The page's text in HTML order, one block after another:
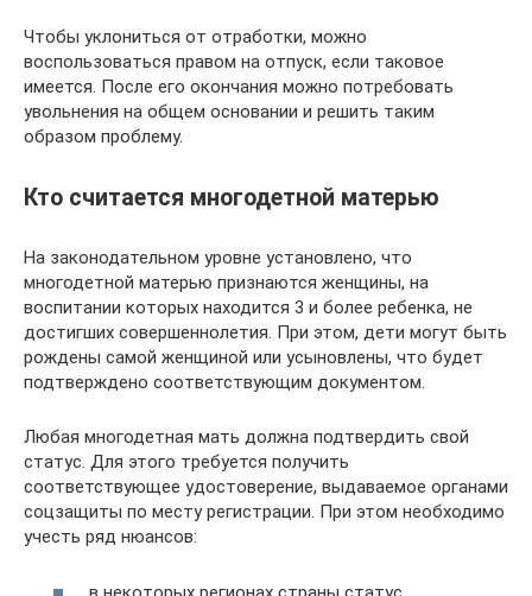
Чтобы уклониться от отработки, можно
воспользоваться правом на отпуск, если таковое
имеется. После его окончания можно потребовать
увольнения на общем основании и решить таким
образом проблему.
Кто считается многодетной матерью
На законодательном уровне установлено, что
многодетной матерью признаются женщины, на
воспитании которых находится 3 и более ребенка, не
достигших совершеннолетия. При этом, дети могут быть
рождены самой женщиной или усыновлены, что будет
подтверждено соответствующим документом.
Любая многодетная мать должна подтвердить свой
статус. Для этого требуется получить
соответствующее удостоверение, выдаваемое органами
соцзащиты по месту регистрации. При этом необходимо
учесть ряд нюансов: